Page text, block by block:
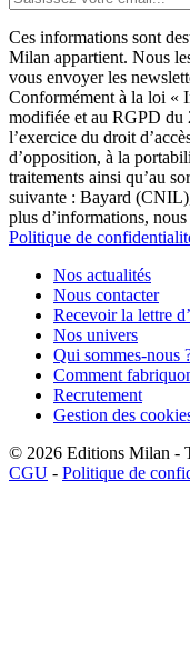
Ces informations sont
Milan appartient. Nous
vous envoyer les
Conformément à la loi «
modifiée et au RGPD du
l’exercice du droit
d’opposition, à la
traitements ainsi qu’au
suivante : Bayard
plus d’informations,
Politique de
Nos actualités
Nous contacter
Recevoir la lettre
Nos univers
Qui sommes-nous
Comment
Recrutement
Gestion des
© 2026 Editions Milan -
CGU - Politique de